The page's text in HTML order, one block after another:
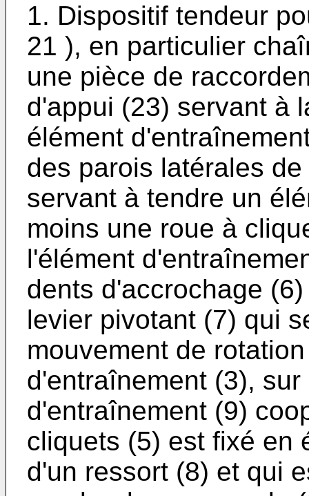
1. Dispositif tendeur
21 ), en particulier
une pièce de
d'appui (23) servant à
élément
des parois latérales
servant à tendre un
moins une roue à
l'élément
dents d'accrochage
levier pivotant (7) qui
mouvement de
d'entraînement (3),
d'entraînement (9)
cliquets (5) est fixé en
d'un ressort (8) et qui